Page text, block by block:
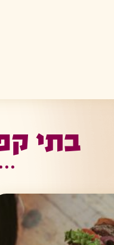
בתי